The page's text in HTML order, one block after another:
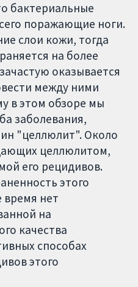
бактериальные
поражающие ноги.
слои кожи, тогда
на более
оказывается
между ними
в этом обзоре мы
заболевания,
"целлюлит". Около
целлюлитом,
его рецидивов.
этого
время нет
на
качества
способах
этого